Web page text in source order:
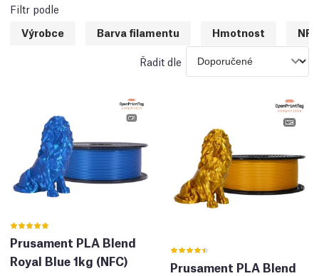
Filtr podle
Výrobce
Barva filamentu Hmotnost NFC
Řadit dle
Prusament PLA Blend
Royal Blue 1kg (NFC)
Prusament PLA Blend